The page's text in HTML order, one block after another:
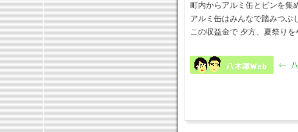
町内からアルミ缶とビンを集
アルミ缶はみんなで踏みつぶ
この収益金で 夕方、夏祭りを